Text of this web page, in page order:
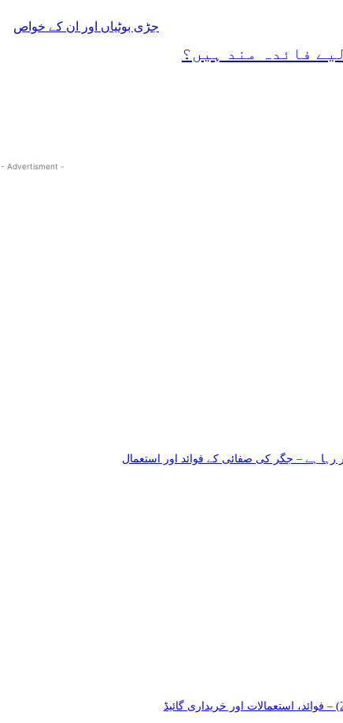
جڑی بوٹیاں اور ان کے خواص
فائدہ مند ہیں؟
- Advertisment -
رہا ہے – جگر کی صفائی کے فوائد اور استعمال